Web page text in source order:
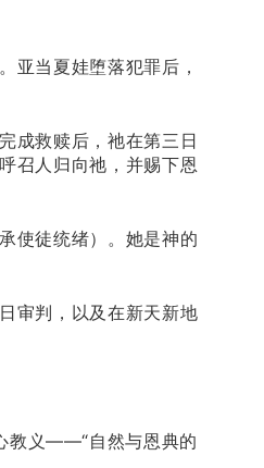
亚当夏娃堕落犯罪后，
成救赎后，祂在第三日
召人归向祂，并赐下恩
使徒统绪）。她是神的
审判，以及在新天新地
教义——“自然与恩典的